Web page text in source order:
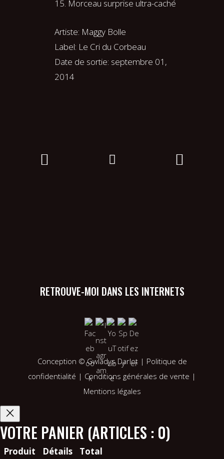
15. Morceau surprise ultra-caché
Artiste: Maggy Bolle
Label: Le Cri du Corbeau
Date de sortie: septembre 01,
2014
RETROUVE-MOI DANS LES INTERNETS
Conception ©Gwladys Darlot| Politique de
confidentialité | Conditions générales de vente |
Mentions légales
VOTRE PANIER (ARTICLES : 0)
Produit Détails Total